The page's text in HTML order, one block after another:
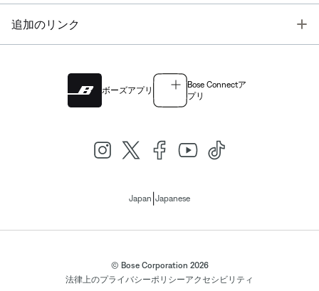
追加のリンク
ボーズアプリ
Bose Connectア
プリ
Japan Japanese
© Bose Corporation 2026
法律上のプライバシーポリシーアクセシビリティ